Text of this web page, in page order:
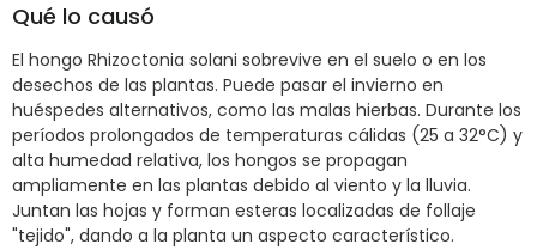
Qué lo causó
El hongo Rhizoctonia solani sobrevive en el suelo o en los
desechos de las plantas. Puede pasar el invierno en
huéspedes alternativos, como las malas hierbas. Durante los
períodos prolongados de temperaturas cálidas (25 a 32°C) y
alta humedad relativa, los hongos se propagan
ampliamente en las plantas debido al viento y la lluvia.
Juntan las hojas y forman esteras localizadas de follaje
"tejido", dando a la planta un aspecto característico.